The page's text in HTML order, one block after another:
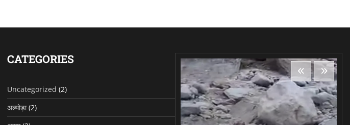
CATEGORIES
Uncategorized (2)
अल्मोड़ा(2)